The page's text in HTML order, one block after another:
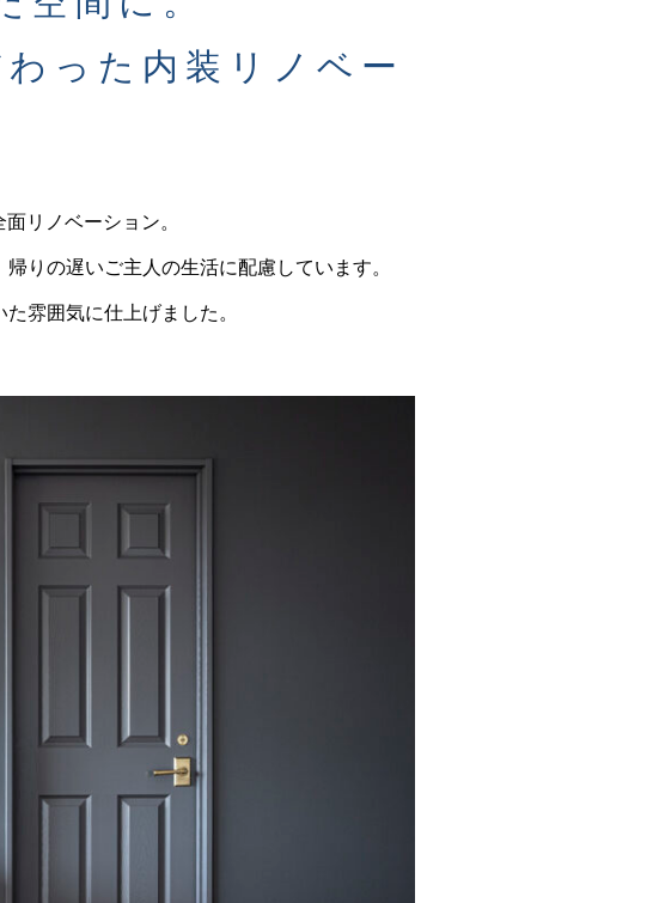
った内装リノベー
リノベーション。
りの遅いご主人の生活に配慮しています。
雰囲気に仕上げました。